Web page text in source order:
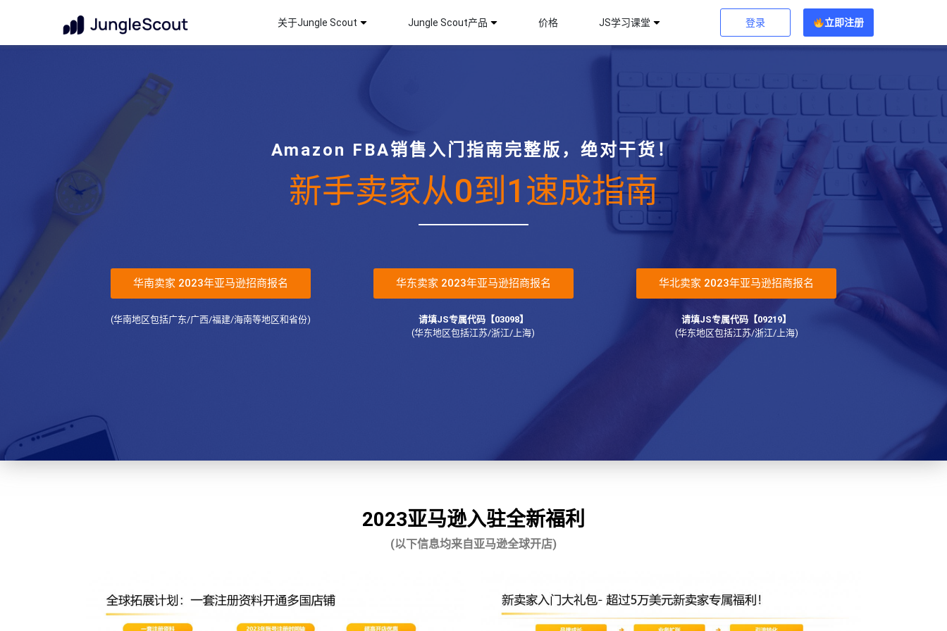
关于Jungle Scout Jungle Scout产品 价格 JS学习课堂 登录 立即注册
Amazon FBA销售入门指南完整版，绝对干货！
新手卖家从0到1速成指南
华南卖家 2023年亚马逊招商报名 华东卖家 2023年亚马逊招商报名 华北卖家 2023年亚马逊招商报名
(华南地区包括广东/广西/福建/海南等地区和省份)
请填JS专属代码【03098】
(华东地区包括江苏/浙江/上海)
请填JS专属代码【09219】
(华东地区包括江苏/浙江/上海)
2023亚马逊入驻全新福利
(以下信息均来自亚马逊全球开店)